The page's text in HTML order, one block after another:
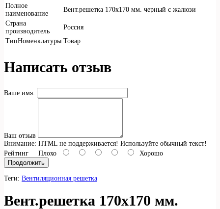
Полное
наименование
Вент.решетка 170х170 мм. черный с жалюзи
Страна
производитель
Россия
ТипНоменклатуры Товар
Написать отзыв
Ваше имя:
Ваш отзыв
Внимание: HTML не поддерживается! Используйте обычный текст!
Рейтинг Плохо
Хорошо
Продолжить
Теги: Вентиляционная решетка
Вент.решетка 170х170 мм.